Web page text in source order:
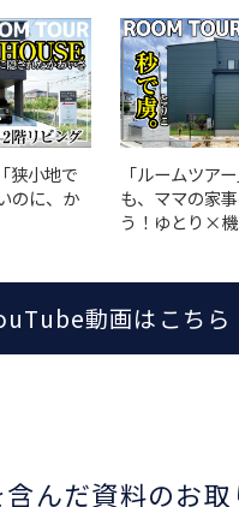
狭小地で
のに、か
「ルームツア
も、ママの家
う！ゆとり×
動画はこちら
んだ資料のお取